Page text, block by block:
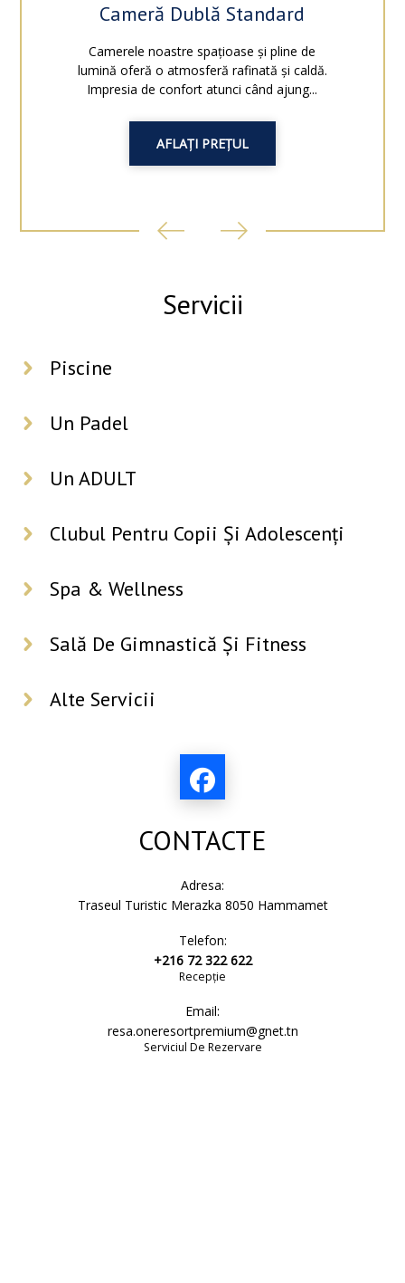
Cameră Dublă Standard
Camerele noastre spațioase și pline de
lumină oferă o atmosferă rafinată și caldă.
Impresia de confort atunci când ajung...
AFLAȚI PREȚUL
Servicii
Piscine
Un Padel
Un ADULT
Clubul Pentru Copii Și Adolescenți
Spa & Wellness
Sală De Gimnastică Și Fitness
Alte Servicii
CONTACTE
Adresa:
Traseul Turistic Merazka 8050 Hammamet
Telefon:
+216 72 322 622
Recepție
Email:
resa.oneresortpremium@gnet.tn
Serviciul De Rezervare